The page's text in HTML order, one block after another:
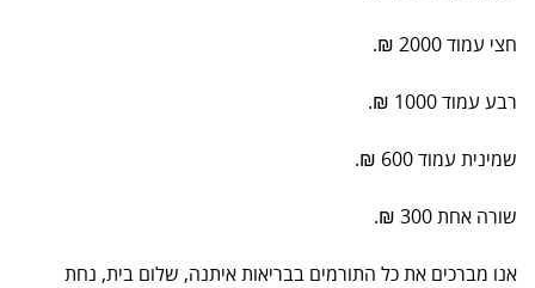
חצי עמוד 2000 ₪.
רבע עמוד 1000 ₪.
שמינית עמוד 600 ₪.
שורה אחת 300 ₪.
אנו מברכים את כל התורמים בבריאות איתנה, שלום בית, נחת